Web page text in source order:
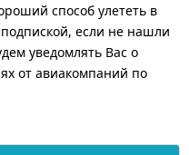
способ улететь в
если не нашли
уведомлять Вас о
от авиакомпаний по